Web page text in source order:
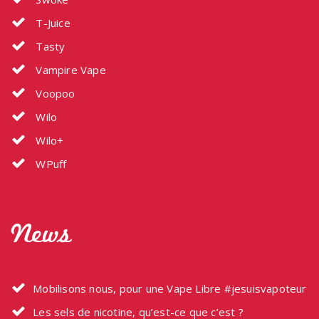
T-Juice
Tasty
Vampire Vape
Voopoo
Wilo
Wilo+
WPuff
News
Mobilisons nous, pour une Vape Libre #jesuisvapoteur
Les sels de nicotine, qu’est-ce que c’est ?